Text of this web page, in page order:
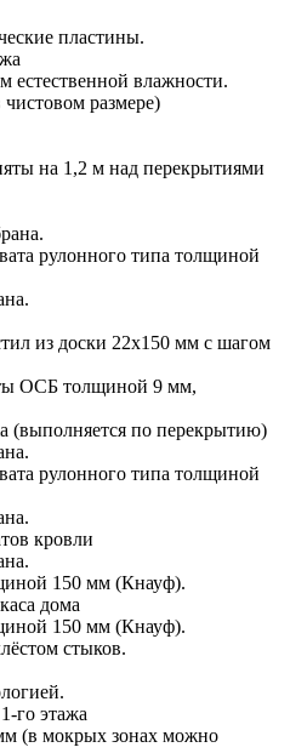
пластины.
естественной влажности.
размере)
на 1,2 м над перекрытиями
рулонного типа толщиной
из доски 22х150 мм с шагом
ОСБ толщиной 9 мм,
(выполняется по перекрытию)
рулонного типа толщиной
кровли
150 мм (Кнауф).
дома
150 мм (Кнауф).
стыков.
го этажа
(в мокрых зонах можно